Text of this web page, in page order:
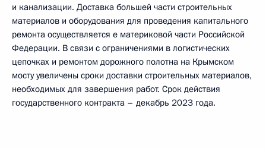
и канализации. Доставка большей части строительных
материалов и оборудования для проведения капитального
ремонта осуществляется е материковой части Российской
Федерации. В связи с ограничениями в логистических
цепочках и ремонтом дорожного полотна на Крымском
мосту увеличены сроки доставки строительных материалов,
необходимых для завершения работ. Срок действия
государственного контракта – декабрь 2023 года.